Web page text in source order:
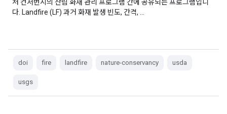
처 컨서번시의 산림 화재 관리 프로그램 간에 공유되는 프로그램입니
다. Landfire (LF) 과거 화재 발생 빈도, 간격, …
doi fire landfire nature-conservancy usda
usgs